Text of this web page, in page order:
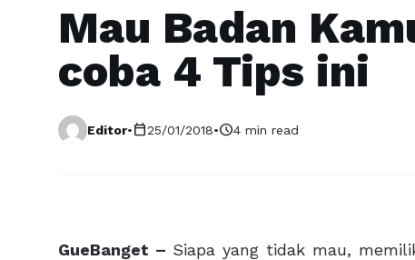
Mau Badan
coba 4 Tips ini
Editor•calendar_today25/01/2018•schedule4 min read
GueBanget – Siapa yang tidak mau,